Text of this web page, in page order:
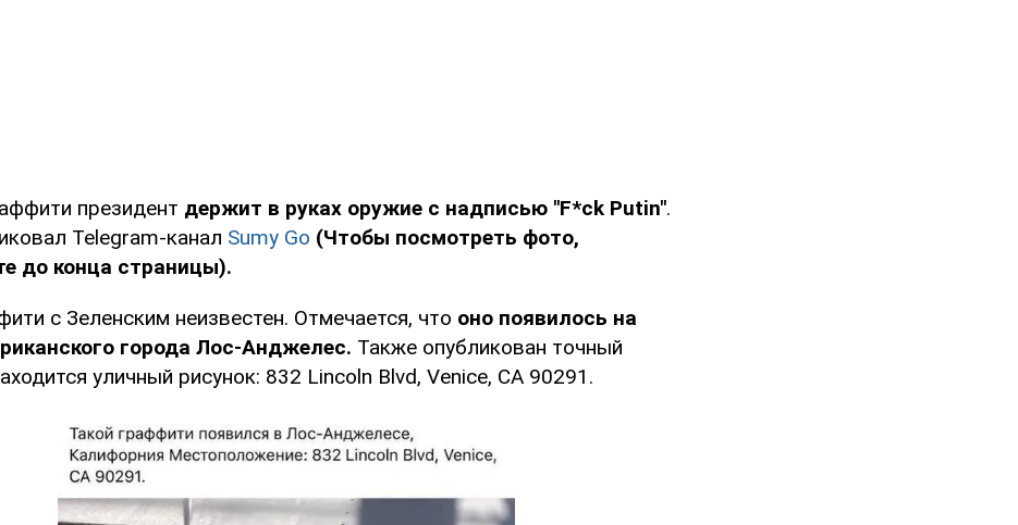
президент держит в руках оружие с надписью "F*ck Putin".
Telegram-канал Sumy Go (Чтобы посмотреть фото,
до конца страницы).
с Зеленским неизвестен. Отмечается, что оно появилось на
города Лос-Анджелес. Также опубликован точный
уличный рисунок: 832 Lincoln Blvd, Venice, CA 90291.